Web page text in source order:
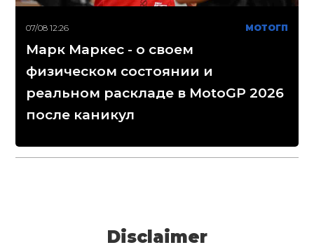
07/08 12:26 МОТОГП
Марк Маркес - о своем
физическом состоянии и
реальном раскладе в MotoGP 2026
после каникул
Disclaimer